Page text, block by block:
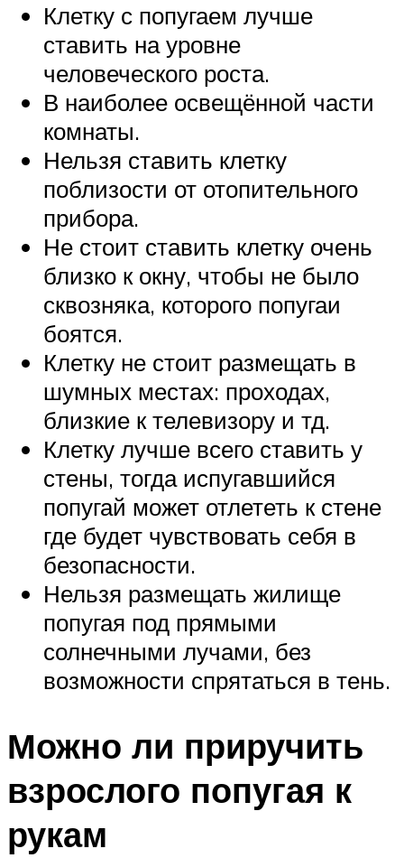
Клетку с попугаем лучше
ставить на уровне
человеческого роста.
В наиболее освещённой части
комнаты.
Нельзя ставить клетку
поблизости от отопительного
прибора.
Не стоит ставить клетку очень
близко к окну, чтобы не было
сквозняка, которого попугаи
боятся.
Клетку не стоит размещать в
шумных местах: проходах,
близкие к телевизору и тд.
Клетку лучше всего ставить у
стены, тогда испугавшийся
попугай может отлететь к стене
где будет чувствовать себя в
безопасности.
Нельзя размещать жилище
попугая под прямыми
солнечными лучами, без
возможности спрятаться в тень.
Можно ли приручить
взрослого попугая к
рукам